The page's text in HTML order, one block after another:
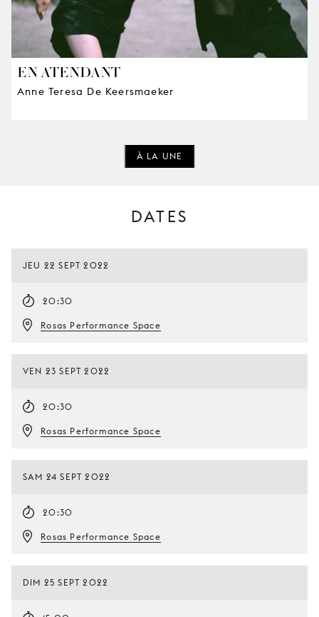
EN ATENDANT
Anne Teresa De Keersmaeker
À LA UNE
DATES
JEU 22 SEPT 2022
20:30
Rosas Performance Space
VEN 23 SEPT 2022
20:30
Rosas Performance Space
SAM 24 SEPT 2022
20:30
Rosas Performance Space
DIM 25 SEPT 2022